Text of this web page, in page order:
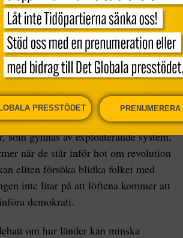
kolonialmaktens kortsiktiga vinning.
fördelar men lämnade majoriteten av
vilket ledde till stagnation och
en avgörande orsak till att vissa före
medan andra som var fattiga har
som gynnas av exploaterande system,
när de står inför hot om revolution
eliten försöka blidka folket med
inte litar på att löftena kommer att
demokrati.
om hur länder kan minska
PRESSTÖDET PRENUMERERA